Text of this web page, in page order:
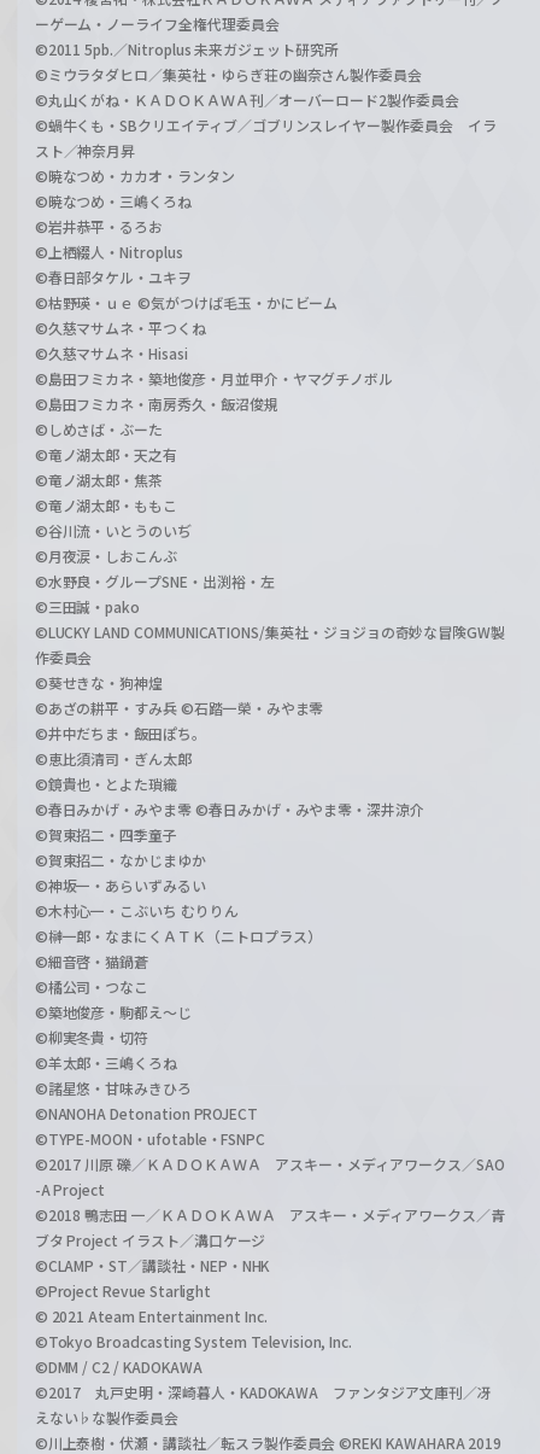
ーゲーム・ノーライフ全権代理委員会
©2011 5pb.／Nitroplus 未来ガジェット研究所
©ミウラタダヒロ／集英社・ゆらぎ荘の幽奈さん製作委員会
©丸山くがね・ＫＡＤＯＫＡＷＡ刊／オーバーロード2製作委員会
©蝸牛くも・SBクリエイティブ／ゴブリンスレイヤー製作委員会 イラ
スト／神奈月昇
©暁なつめ・カカオ・ランタン
©暁なつめ・三嶋くろね
©岩井恭平・るろお
©上栖綴人・Nitroplus
©春日部タケル・ユキヲ
©枯野瑛・ｕｅ ©気がつけば毛玉・かにビーム
©久慈マサムネ・平つくね
©久慈マサムネ・Hisasi
©島田フミカネ・築地俊彦・月並甲介・ヤマグチノボル
©島田フミカネ・南房秀久・飯沼俊規
©しめさば・ぶーた
©竜ノ湖太郎・天之有
©竜ノ湖太郎・焦茶
©竜ノ湖太郎・ももこ
©谷川流・いとうのいぢ
©月夜涙・しおこんぶ
©水野良・グループSNE・出渕裕・左
©三田誠・pako
©LUCKY LAND COMMUNICATIONS/集英社・ジョジョの奇妙な冒険GW製
作委員会
©葵せきな・狗神煌
©あざの耕平・すみ兵 ©石踏一榮・みやま零
©井中だちま・飯田ぽち。
©恵比須清司・ぎん太郎
©鏡貴也・とよた瑣織
©春日みかげ・みやま零 ©春日みかげ・みやま零・深井涼介
©賀東招二・四季童子
©賀東招二・なかじまゆか
©神坂一・あらいずみるい
©木村心一・こぶいち むりりん
©榊一郎・なまにくＡＴＫ（ニトロプラス）
©細音啓・猫鍋蒼
©橘公司・つなこ
©築地俊彦・駒都え～じ
©柳実冬貴・切符
©羊太郎・三嶋くろね
©諸星悠・甘味みきひろ
©NANOHA Detonation PROJECT
©TYPE-MOON・ufotable・FSNPC
©2017 川原 礫／ＫＡＤＯＫＡＷＡ アスキー・メディアワークス／SAO
-A Project
©2018 鴨志田 一／ＫＡＤＯＫＡＷＡ アスキー・メディアワークス／青
ブタ Project イラスト／溝口ケージ
©CLAMP・ST／講談社・NEP・NHK
©Project Revue Starlight
© 2021 Ateam Entertainment Inc.
©Tokyo Broadcasting System Television, Inc.
©DMM / C2 / KADOKAWA
©2017 丸戸史明・深崎暮人・KADOKAWA ファンタジア文庫刊／冴
えない♭な製作委員会
©川上泰樹・伏瀬・講談社／転スラ製作委員会 ©REKI KAWAHARA 2019